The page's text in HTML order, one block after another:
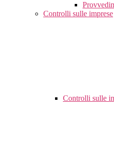
Controlli sulle imprese
Controlli sulle